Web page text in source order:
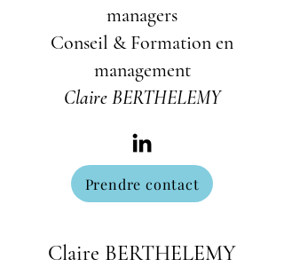
managers
Conseil & Formation en
management
Claire BERTHELEMY
Prendre contact
Claire BERTHELEMY